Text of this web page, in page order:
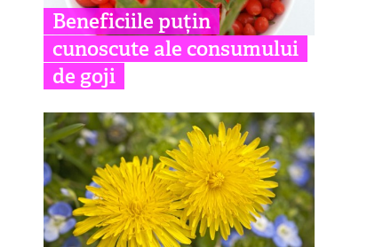
Beneficiile puțin
cunoscute ale consumului
de goji